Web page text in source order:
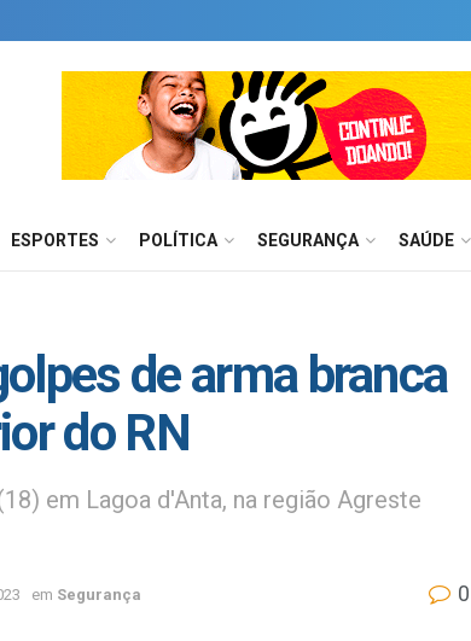
ESPORTES POLÍTICA SEGURANÇA SAÚDE
de arma branca
do RN
em Lagoa d'Anta, na região Agreste
em Segurança 0